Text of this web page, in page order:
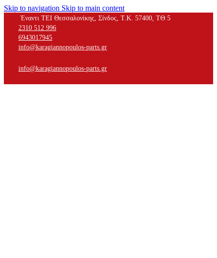
Skip to navigation Skip to main content
Έναντι ΤΕΙ Θεσσαλονίκης, Σίνδος, Τ.Κ. 57400, ΤΘ 5
2310 512 996
6943017945
info@karagiannopoulos-parts.gr
info@karagiannopoulos-parts.gr